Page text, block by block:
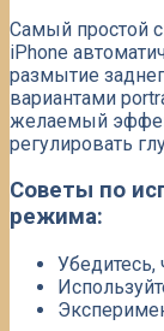
Самый простой
iPhone
размытие
вариантами
желаемый
регулировать
Советы по
режима:
Убедитесь,